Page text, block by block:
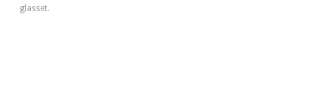
glasset.